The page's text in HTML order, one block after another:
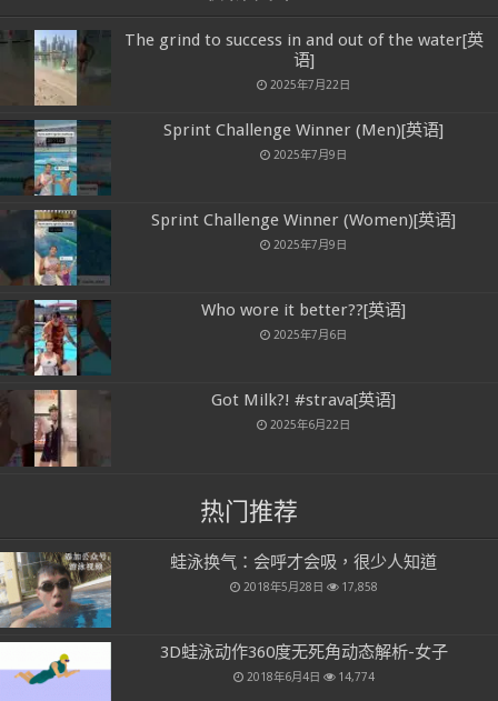
The grind to success in and out of the water[英
语]
2025年7月22日
Sprint Challenge Winner (Men)[英语]
2025年7月9日
Sprint Challenge Winner (Women)[英语]
2025年7月9日
Who wore it better??[英语]
2025年7月6日
Got Milk?! #strava[英语]
2025年6月22日
热门推荐
蛙泳换气：会呼才会吸，很少人知道
2018年5月28日 17,858
3D蛙泳动作360度无死角动态解析-女子
2018年6月4日 14,774